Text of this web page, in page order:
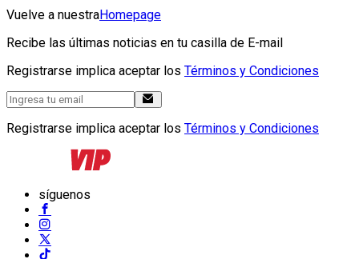
Vuelve a nuestraHomepage
Recibe las últimas noticias en tu casilla de E-mail
Registrarse implica aceptar los Términos y Condiciones
Registrarse implica aceptar los Términos y Condiciones
síguenos